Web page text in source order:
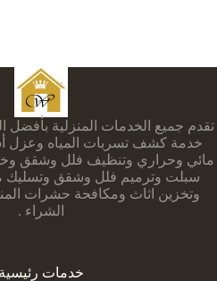
تقدم جميع الخدمات المنزلية بأفضل
خدمة كشف تسربات المياه وعزل
مائي وحراري وتنظيف فلل وشقق
سبلت وترميم فلل وشقق وتسليك
وتخزين اثاث ومكافحة حشرات
الشراء .
خدمات رئيسية